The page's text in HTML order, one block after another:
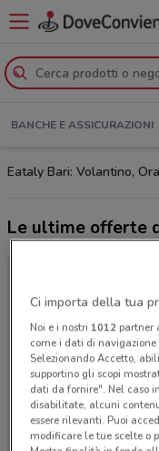
BANCHE E ASSICURAZIONI
Eataly Bari: Volantino,
Le ultime offerte
Ci importa della tua
Noi e i nostri 1012partner
come i dati di
Selezionando Accetto,
supportino gli scopi
dati da fornire". Nel caso
disabilitate, alcuni
essere rilevanti. Puoi
modificare le tue scelte o